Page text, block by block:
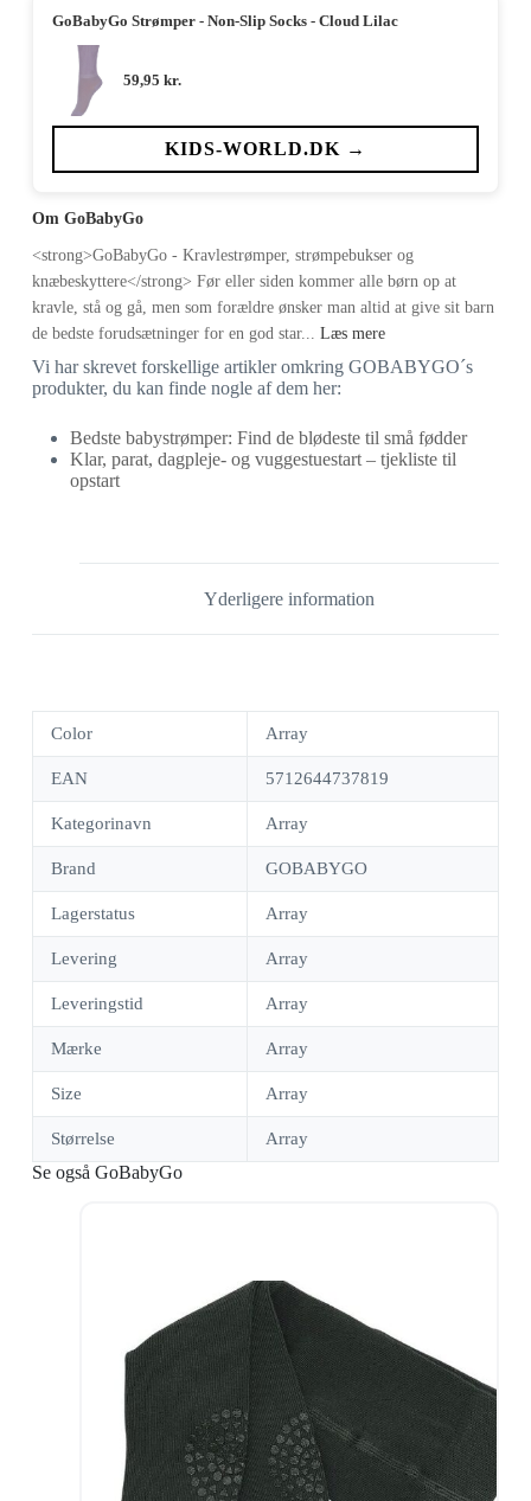
GoBabyGo Strømper - Non-Slip Socks - Cloud Lilac
59,95 kr.
KIDS-WORLD.DK →
Om GoBabyGo
<strong>GoBabyGo - Kravlestrømper, strømpebukser og
knæbeskyttere</strong> Før eller siden kommer alle børn op at
kravle, stå og gå, men som forældre ønsker man altid at give sit barn
de bedste forudsætninger for en god star... Læs mere
Vi har skrevet forskellige artikler omkring GOBABYGO´s
produkter, du kan finde nogle af dem her:
Bedste babystrømper: Find de blødeste til små fødder
Klar, parat, dagpleje- og vuggestuestart – tjekliste til
opstart
Yderligere information
Color Array
EAN 5712644737819
Kategorinavn Array
Brand GOBABYGO
Lagerstatus Array
Levering Array
Leveringstid Array
Mærke Array
Size Array
Størrelse Array
Se også GoBabyGo